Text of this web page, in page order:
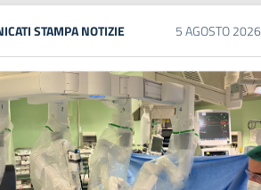
STAMPANOTIZIE 5AGOSTO2026